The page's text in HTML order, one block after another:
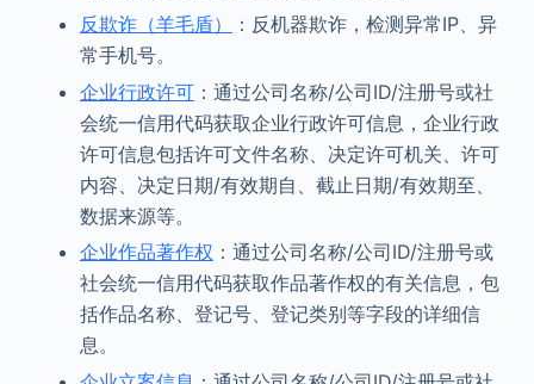
反欺诈（羊毛盾）
：反机器欺诈，检测异常IP、异
常手机号。
企业行政许可：通过公司名称/公司ID/注册号或社
会统一信用代码获取企业行政许可信息，企业行政
许可信息包括许可文件名称、决定许可机关、许可
内容、决定日期/有效期自、截止日期/有效期至、
数据来源等。
企业作品著作权 ：通过公司名称/公司ID/注册号或
社会统一信用代码获取作品著作权的有关信息，包
括作品名称、登记号、登记类别等字段的详细信
息。